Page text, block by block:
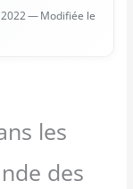
— Modi­fiée le
les
des